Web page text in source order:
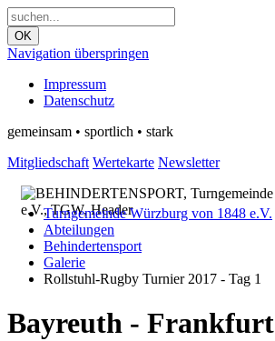
OK
Navigation überspringen
Impressum
Datenschutz
gemeinsam • sportlich • stark
Mitgliedschaft Wertekarte Newsletter
Turngemeinde Würzburg von 1848 e.V.
Abteilungen
Behindertensport
Galerie
Rollstuhl-Rugby Turnier 2017 - Tag 1
Bayreuth - Frankfurt